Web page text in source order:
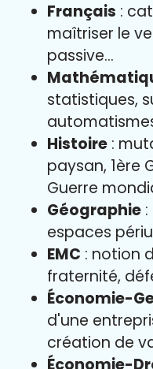
Français :
maîtriser le
passive…
statistiques,
Histoire :
paysan, 1ère
Guerre
Géographie
espaces
EMC : notion
fraternité,
Économie-
d'une
création de